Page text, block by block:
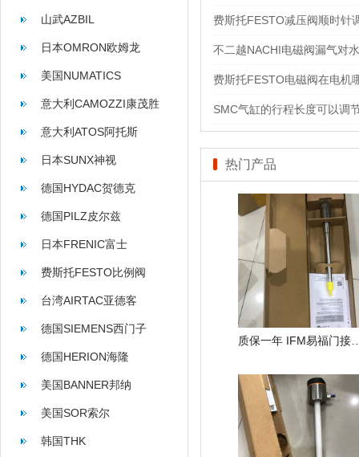
飞利
山武AZBIL
日本OMRON欧姆龙
美国NUMATICS
意大利CAMOZZI康茂胜
意大利ATOS阿托斯
日本SUNX神视
德国HYDAC贺德克
德国PILZ皮尔兹
日本FRENIC富士
费斯托FESTO比例阀
台湾AIRTAC亚德客
德国SIEMENS西门子
德国HERION海隆
美国BANNER邦纳
美国SOR索尔
韩国THK
费斯托FESTO减压阀顺时针
不二越NACHI电磁阀漏气对
费斯托FESTO电磁阀在电机
SMC气缸的行程长度可以调
热门产品